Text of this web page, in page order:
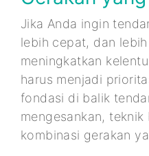
Jika Anda ingin
lebih cepat, dan
meningkatkan
harus menjadi
fondasi di balik
mengesankan, teknik
kombinasi gerakan